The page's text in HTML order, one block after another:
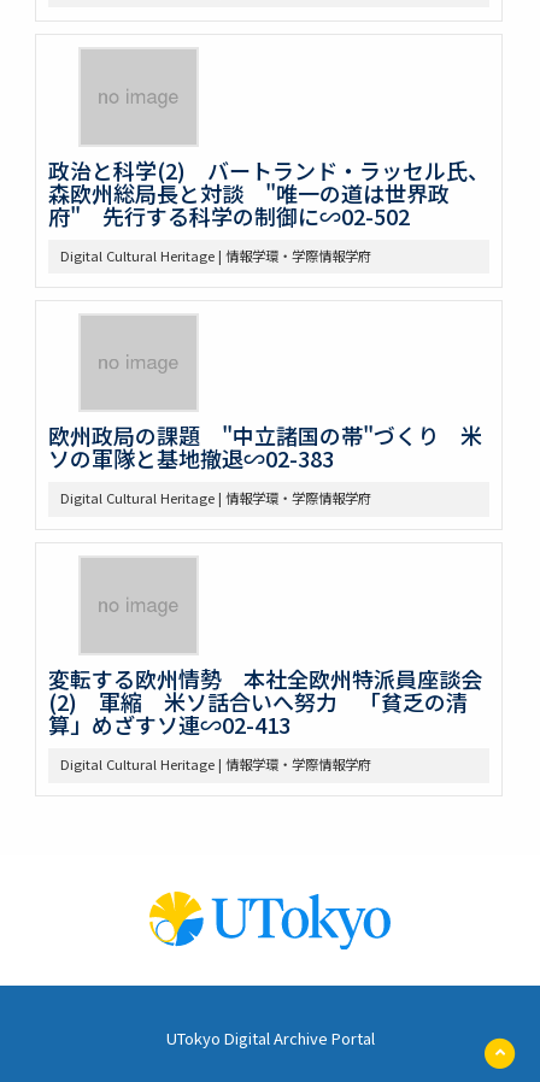
政治と科学(2) バートランド・ラッセル氏、
森欧州総局長と対談 "唯一の道は世界政
府" 先行する科学の制御に∽02-502
Digital Cultural Heritage | 情報学環・学際情報学府
欧州政局の課題 "中立諸国の帯"づくり 米
ソの軍隊と基地撤退∽02-383
Digital Cultural Heritage | 情報学環・学際情報学府
変転する欧州情勢 本社全欧州特派員座談会
(2) 軍縮 米ソ話合いへ努力 「貧乏の清
算」めざすソ連∽02-413
Digital Cultural Heritage | 情報学環・学際情報学府
UTokyo Digital Archive Portal
ペ